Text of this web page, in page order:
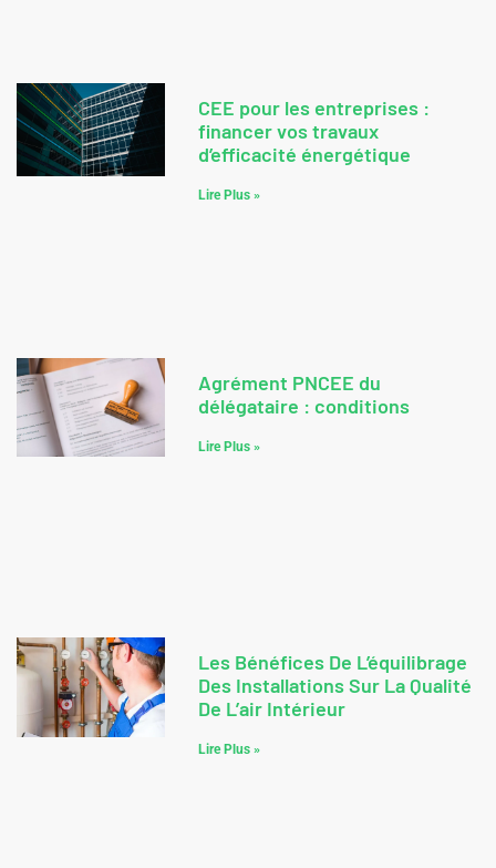
CEE pour les entreprises :
financer vos travaux
d’efficacité énergétique
Lire Plus »
Agrément PNCEE du
délégataire : conditions
Lire Plus »
Les Bénéfices De L’équilibrage
Des Installations Sur La Qualité
De L’air Intérieur
Lire Plus »